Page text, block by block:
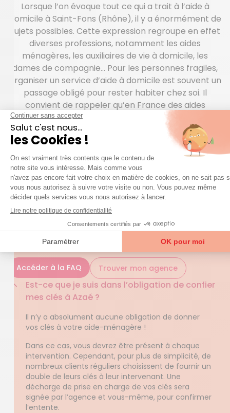
Lorsque l’on évoque tout ce qui a trait à l’aide à
domicile à Saint-Fons (Rhône), il y a énormément de
sujets possibles. Cette expression regroupe en effet
diverses professions, notamment les aides
ménagères, les auxiliaires de vie à domicile, les
dames de compagnie… Pour les personnes fragiles,
organiser un service d’aide à domicile est souvent un
passage obligé pour rester habiter chez soi. Il
convient de rappeler qu’en France des aides
(renseignez-vous sur l’Allocation Personnalisée
d’Autonomie) peuvent vous aider à financer tout ou
partie des prestations d’aide à domicile destinées
aux personnes d’un certain âge, en situation de
handicap ou de dépendance. Dernier point, Azaé
accepte les paiements par Cesu.
QUESTIONS FRÉQUENTES
question sur nos services ?
Accéder à la FAQ Trouver mon agence
Est-ce que je suis dans l’obligation de confier
mes clés à Azaé ?
Il n’y a absolument aucune obligation de donner
vos clés à votre aide-ménagère !
Dans ce cas, vous devrez être présent à chaque
intervention. Cependant, pour plus de simplicité, de
nombreux clients réguliers choisissent de fournir un
double de leurs clés à leur intervenant. Une
décharge de prise en charge de vos clés sera
signée par l’agence et vous-même, pour confirmer
l’entente.